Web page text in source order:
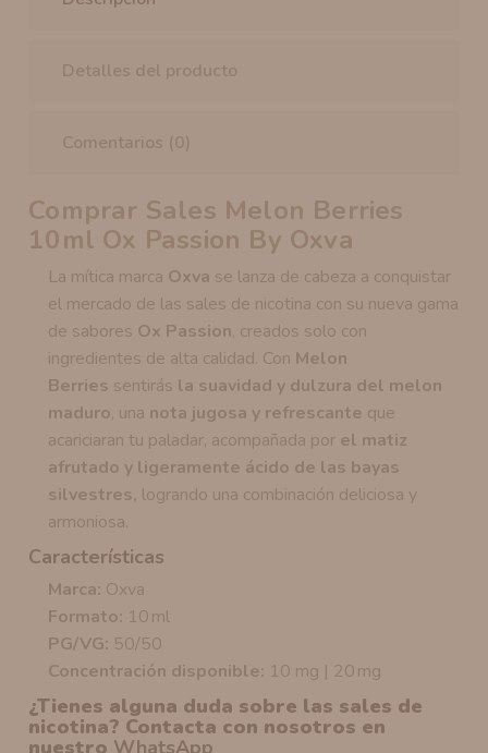
Detalles del producto
Comentarios (0)
Comprar Sales Melon Berries
10ml Ox Passion By Oxva
La mítica marca Oxva se lanza de cabeza a conquistar
el mercado de las sales de nicotina con su nueva gama
de sabores Ox Passion, creados solo con
ingredientes de alta calidad. Con Melon
Berries sentirás la suavidad y dulzura del melon
maduro, una nota jugosa y refrescante que
acariciaran tu paladar, acompañada por el matiz
afrutado y ligeramente ácido de las bayas
silvestres, logrando una combinación deliciosa y
armoniosa.
Características
Marca: Oxva
Formato: 10 ml
PG/VG: 50/50
Concentración disponible: 10 mg | 20 mg
¿Tienes alguna duda sobre las sales de
nicotina? Contacta con nosotros en
nuestro WhatsApp